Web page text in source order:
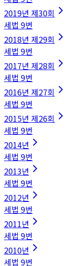
2019년 제30회
세법 9번
2018년 제29회
세법 9번
2017년 제28회
세법 9번
2016년 제27회
세법 9번
2015년 제26회
세법 9번
2014년
세법 9번
2013년
세법 9번
2012년
세법 9번
2011년
세법 9번
2010년
세법 9번